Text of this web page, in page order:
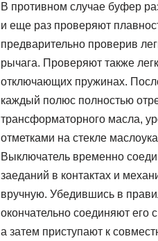
В противном случае буфер
и еще раз проверяют
предварительно проверив
рычага. Проверяют также
отключающих пружинах.
каждый полюс полностью
трансформаторного масла,
отметками на стекле
Выключатель временно
заеданий в контактах и
вручную. Убедившись в
окончательно соединяют его
а затем приступают к